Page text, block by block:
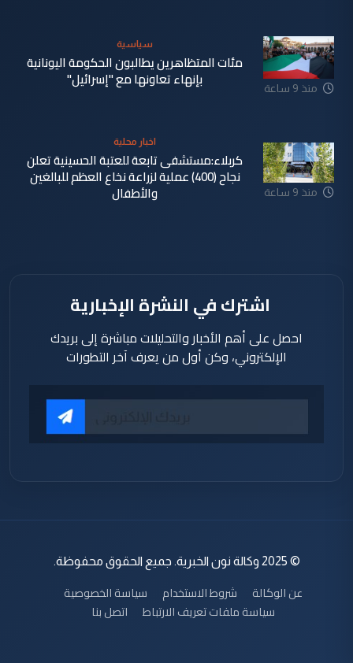
منذ 9 ساعة
سياسية
مئات المتظاهرين يطالبون الحكومة اليونانية
بإنهاء تعاونها مع "إسرائيل"
منذ 9 ساعة
اخبار محلية
كربلاء:مستشفى تابعة للعتبة الحسينية تعلن
نجاح (400) عملية لزراعة نخاع العظم للبالغين
والأطفال
اشترك في النشرة الإخبارية
احصل على أهم الأخبار والتحليلات مباشرة إلى بريدك
الإلكتروني، وكن أول من يعرف آخر التطورات
© 2025 وكالة نون الخبرية. جميع الحقوق محفوظة.
عن الوكالة شروط الاستخدام
سياسة الخصوصية
سياسة ملفات تعريف الارتباط
اتصل بنا